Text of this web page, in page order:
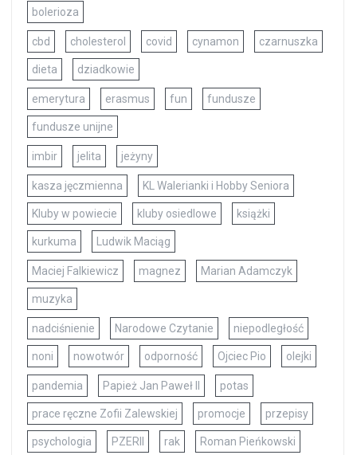
bolerioza
cbd cholesterol covid cynamon czarnuszka
dieta dziadkowie
emerytura erasmus fun fundusze
fundusze unijne
imbir jelita jeżyny
kasza jęczmienna KL Walerianki i Hobby Seniora
Kluby w powiecie kluby osiedlowe książki
kurkuma Ludwik Maciąg
Maciej Falkiewicz magnez Marian Adamczyk
muzyka
nadciśnienie Narodowe Czytanie niepodległość
noni nowotwór odporność Ojciec Pio olejki
pandemia Papież Jan Paweł II potas
prace ręczne Zofii Zalewskiej promocje przepisy
psychologia PZERII rak Roman Pieńkowski